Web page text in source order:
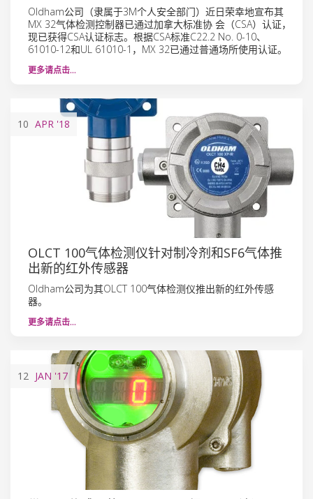
Oldham公司（隶属于3M个人安全部门）近日荣幸地宣布其
MX 32气体检测控制器已通过加拿大标准协 会（CSA）认证，
现已获得CSA认证标志。根据CSA标准C22.2 No. 0-10、
61010-12和UL 61010-1，MX 32已通过普通场所使用认证。
更多请点击…
10 APR '18
OLCT 100气体检测仪针对制冷剂和SF6气体推
出新的红外传感器
Oldham公司为其OLCT 100气体检测仪推出新的红外传感
器。
更多请点击…
12 JAN '17